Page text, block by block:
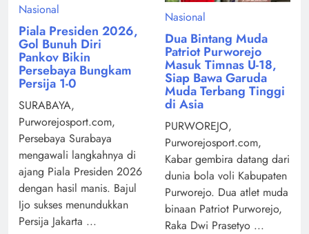
Nasional
Piala Presiden 2026,
Gol Bunuh Diri
Pankov Bikin
Persebaya Bungkam
Persija 1-0
SURABAYA,
Purworejosport.com,
Persebaya Surabaya
mengawali langkahnya di
ajang Piala Presiden 2026
dengan hasil manis. Bajul
Ijo sukses menundukkan
Persija Jakarta ...
Nasional
Dua Bintang Muda
Patriot Purworejo
Masuk Timnas U-18,
Siap Bawa Garuda
Muda Terbang Tinggi
di Asia
PURWOREJO,
Purworejosport.com,
Kabar gembira datang dari
dunia bola voli Kabupaten
Purworejo. Dua atlet muda
binaan Patriot Purworejo,
Raka Dwi Prasetyo ...